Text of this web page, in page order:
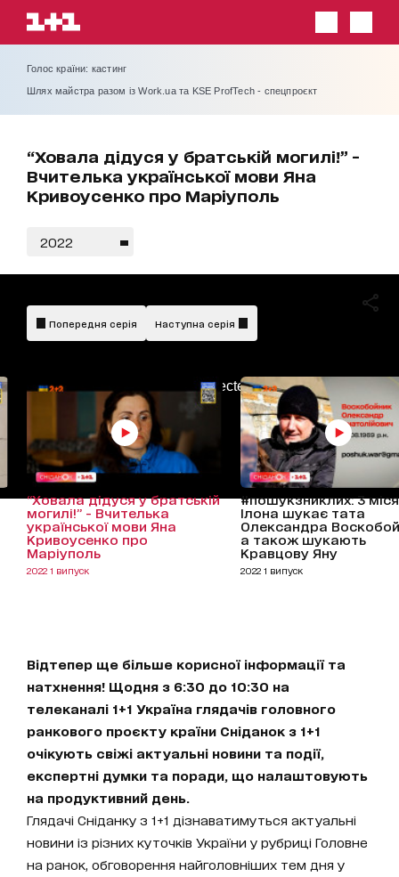
Голос країни: кастинг
Шлях майстра разом із Work.ua та KSE ProfTech - спецпроєкт
“Ховала дідуся у братській могилі!” -
Вчителька української мови Яна
Кривоусенко про Маріуполь
2022
AdBlockDetected!
Попередня серія Наступна серія
“Ховала дідуся у братській
могилі!” - Вчителька
української мови Яна
Кривоусенко про
Маріуполь
2022 1 випуск
#пошукзниклих: 3
Ілона шукає тата
Олександра
а також шукають
Кравцову Яну
2022 1 випуск
Відтепер ще більше корисної інформації та
натхнення! Щодня з 6:30 до 10:30 на
телеканалі 1+1 Україна глядачів головного
ранкового проєкту країни Сніданок з 1+1
очікують свіжі актуальні новини та події,
експертні думки та поради, що налаштовують
на продуктивний день.
Глядачі Сніданку з 1+1 дізнаватимуться актуальні
новини із різних куточків України у рубриці Головне
на ранок, обговорення найголовніших тем дня у